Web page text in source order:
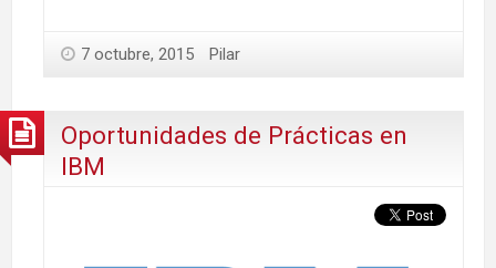
7 octubre, 2015 Pilar
Oportunidades de Prácticas en
IBM